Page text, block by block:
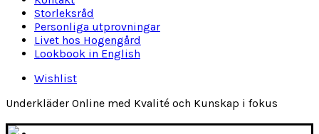
Storleksråd
Personliga utprovningar
Livet hos Hogengård
Lookbook in English
Wishlist
Underkläder Online med Kvalité och Kunskap i fokus